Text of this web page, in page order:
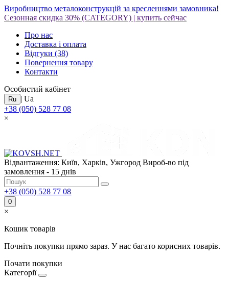
Виробництво металоконструкцій за кресленнями замовника!
Сезонная скидка 30% (CATEGORY) | купить сейчас
Про нас
Доставка і оплата
Відгуки (38)
Повернення товару
Контакти
Особистий кабінет
Ru | Ua
+38 (050) 528 77 08
×
Відвантаження: Київ, Харків, Ужгород Вироб-во під
замовлення - 15 днів
+38 (050) 528 77 08
0
×
Кошик товарів
Почніть покупки прямо зараз. У нас багато корисних товарів.
Почати покупки
Категорії